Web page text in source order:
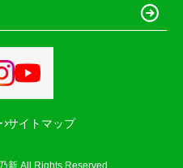
サイトマップ